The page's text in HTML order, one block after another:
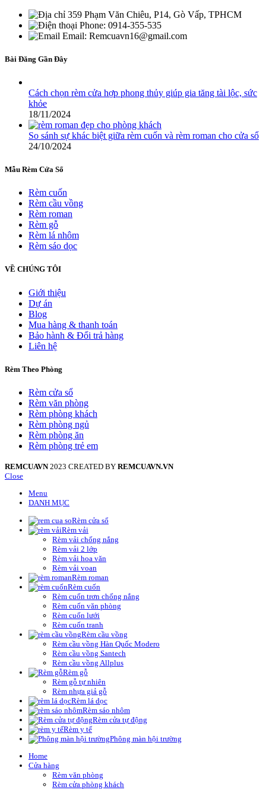
359 Phạm Văn Chiêu, P14, Gò Vấp, TPHCM
Phone: 0914-355-535
Email: Remcuavn16@gmail.com
Bài Đăng Gần Đây
Cách chọn rèm cửa hợp phong thủy giúp gia tăng tài lộc, sức
khỏe
18/11/2024
So sánh sự khác biệt giữa rèm cuốn và rèm roman cho cửa sổ
24/10/2024
Mẫu Rèm Cửa Sổ
Rèm cuốn
Rèm cầu vồng
Rèm roman
Rèm gỗ
Rèm lá nhôm
Rèm sáo dọc
VỀ CHÚNG TÔI
Giới thiệu
Dự án
Blog
Mua hàng & thanh toán
Bảo hành & Đổi trả hàng
Liên hệ
Rèm Theo Phòng
Rèm cửa sổ
Rèm văn phòng
Rèm phòng khách
Rèm phòng ngủ
Rèm phòng ăn
Rèm phòng trẻ em
REMCUAVN 2023 CREATED BY REMCUAVN.VN
Close
Menu
DANH MỤC
Rèm cửa sổ
Rèm vải
Rèm vải chống nắng
Rèm vải 2 lớp
Rèm vải hoa văn
Rèm vải voan
Rèm roman
Rèm cuốn
Rèm cuốn trơn chống nắng
Rèm cuốn văn phòng
Rèm cuốn lưới
Rèm cuốn tranh
Rèm cầu vồng
Rèm cầu vồng Hàn Quốc Modero
Rèm cầu vồng Santech
Rèm cầu vồng Allplus
Rèm gỗ
Rèm gỗ tự nhiên
Rèm nhựa giả gỗ
Rèm lá dọc
Rèm sáo nhôm
Rèm cửa tự động
Rèm y tế
Phông màn hội trường
Home
Cửa hàng
Rèm văn phòng
Rèm cửa phòng khách